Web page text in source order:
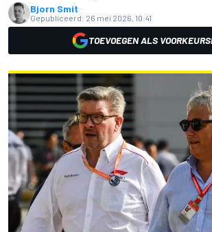
Bjorn Smit
Gepubliceerd: 26 mei 2026, 10:41
TOEVOEGEN ALS